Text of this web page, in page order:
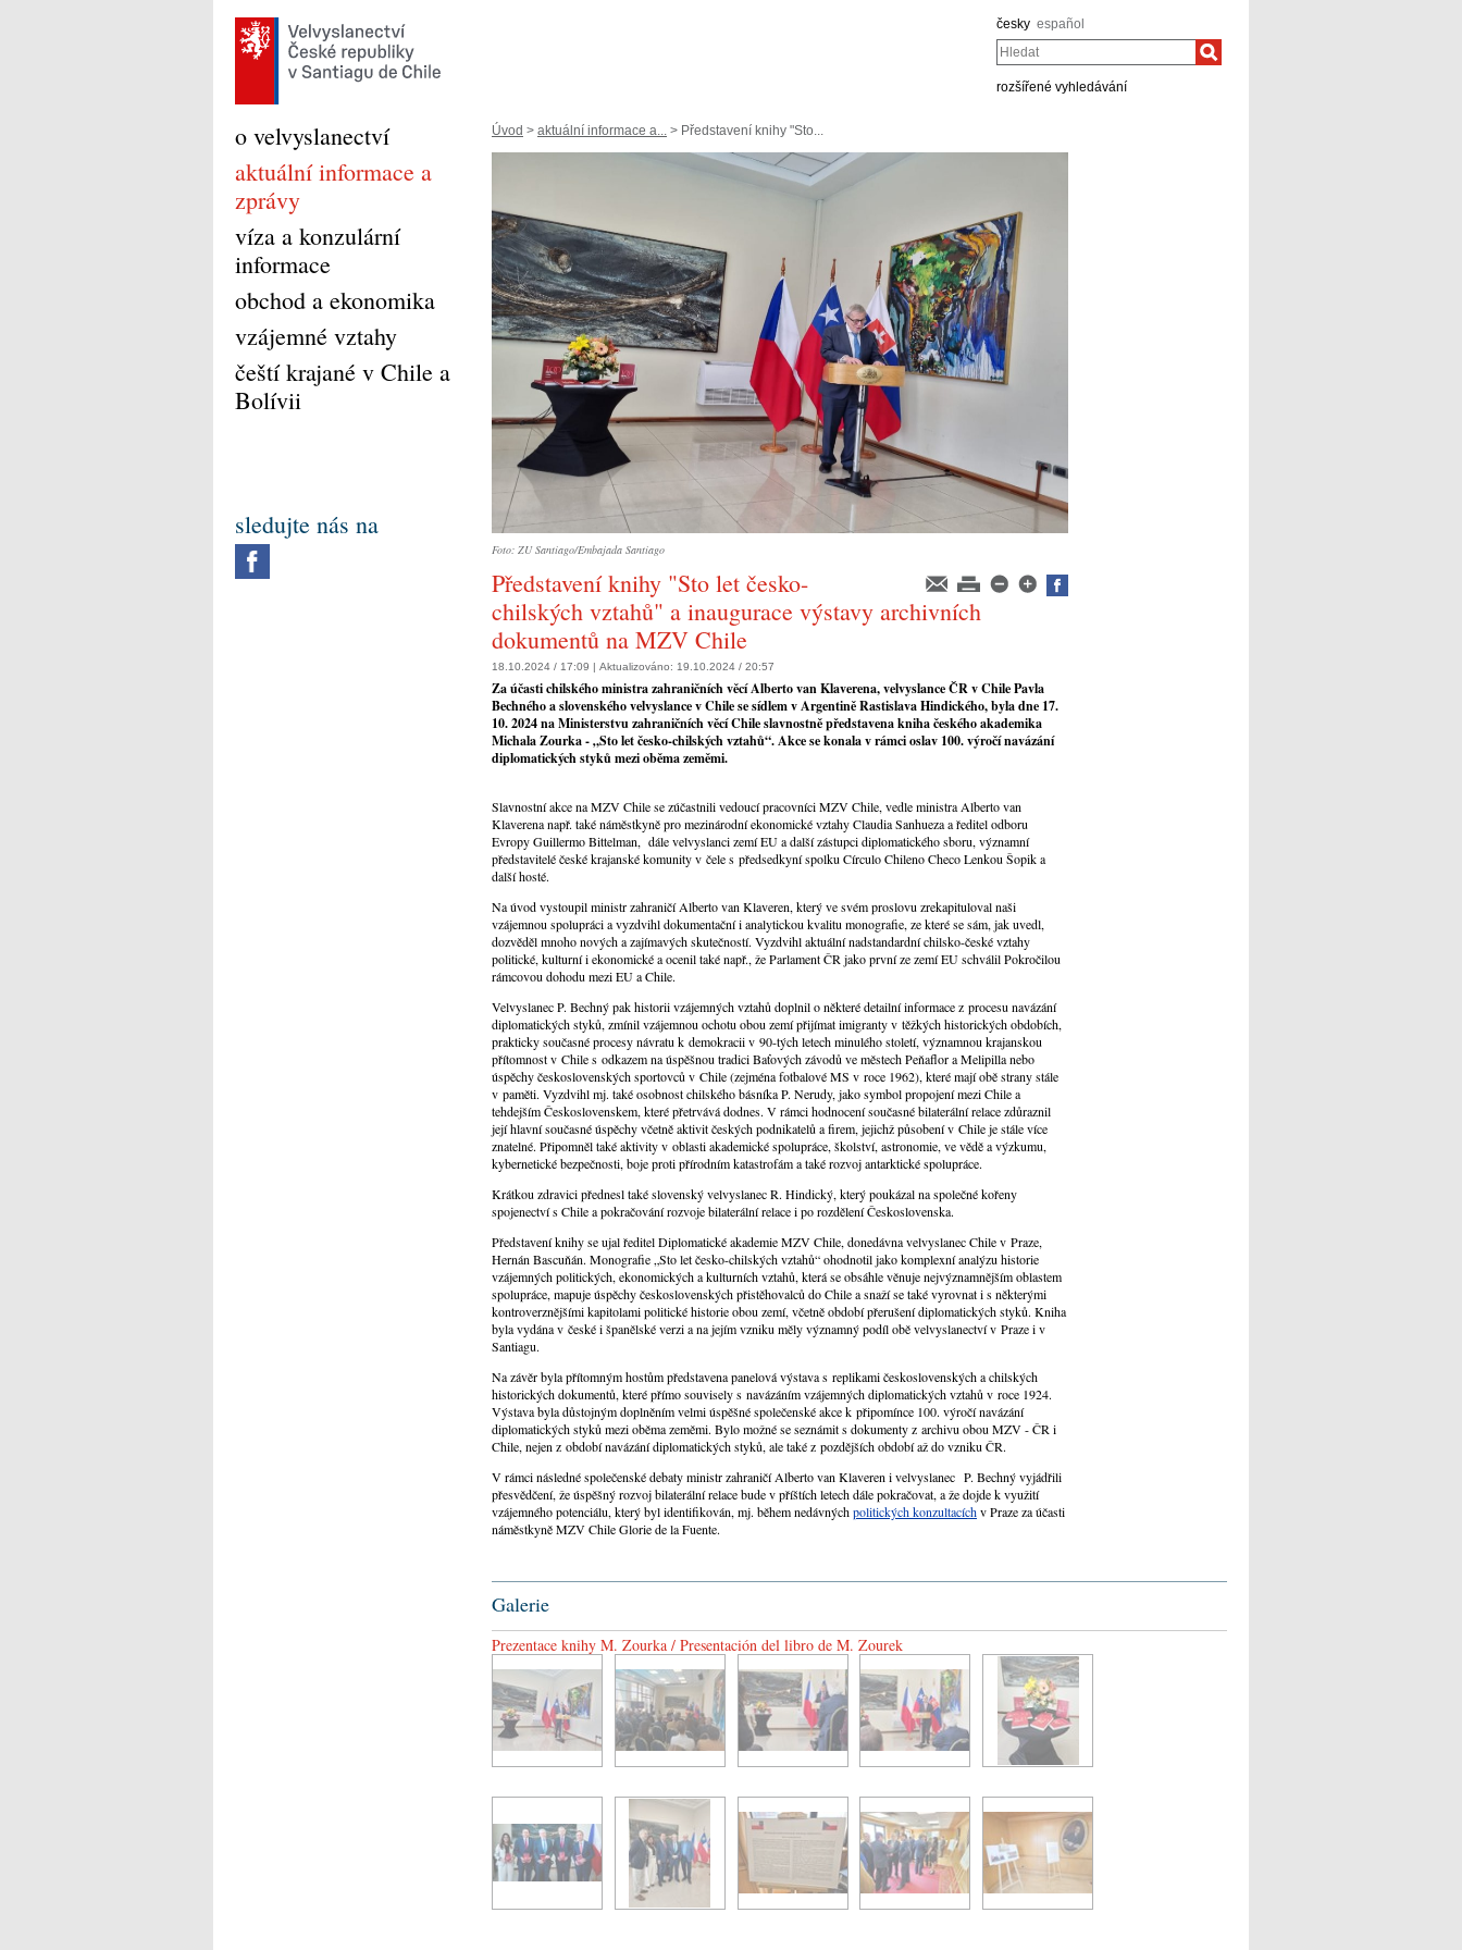
česky español
Hledat
rozšířené vyhledávání
Úvod > aktuální informace a... > Představení knihy "Sto...
Foto: ZU Santiago/Embajada Santiago
Představení knihy "Sto let česko-
chilských vztahů" a inaugurace výstavy archivních
dokumentů na MZV Chile
18.10.2024 / 17:09 | Aktualizováno: 19.10.2024 / 20:57
Za účasti chilského ministra zahraničních věcí Alberto van Klaverena, velvyslance ČR v Chile Pavla
Bechného a slovenského velvyslance v Chile se sídlem v Argentině Rastislava Hindického, byla dne 17.
10. 2024 na Ministerstvu zahraničních věcí Chile slavnostně představena kniha českého akademika
Michala Zourka - „Sto let česko-chilských vztahů“. Akce se konala v rámci oslav 100. výročí navázání
diplomatických styků mezi oběma zeměmi.
Slavnostní akce na MZV Chile se zúčastnili vedoucí pracovníci MZV Chile, vedle ministra Alberto van
Klaverena např. také náměstkyně pro mezinárodní ekonomické vztahy Claudia Sanhueza a ředitel odboru
Evropy Guillermo Bittelman, dále velvyslanci zemí EU a další zástupci diplomatického sboru, významní
představitelé české krajanské komunity v čele s předsedkyní spolku Círculo Chileno Checo Lenkou Šopik a
další hosté.
Na úvod vystoupil ministr zahraničí Alberto van Klaveren, který ve svém proslovu zrekapituloval naši
vzájemnou spolupráci a vyzdvihl dokumentační i analytickou kvalitu monografie, ze které se sám, jak uvedl,
dozvěděl mnoho nových a zajímavých skutečností. Vyzdvihl aktuální nadstandardní chilsko-české vztahy
politické, kulturní i ekonomické a ocenil také např., že Parlament ČR jako první ze zemí EU schválil Pokročilou
rámcovou dohodu mezi EU a Chile.
Velvyslanec P. Bechný pak historii vzájemných vztahů doplnil o některé detailní informace z procesu navázání
diplomatických styků, zmínil vzájemnou ochotu obou zemí přijímat imigranty v těžkých historických obdobích,
prakticky současné procesy návratu k demokracii v 90-tých letech minulého století, významnou krajanskou
přítomnost v Chile s odkazem na úspěšnou tradici Baťových závodů ve městech Peňaflor a Melipilla nebo
úspěchy československých sportovců v Chile (zejména fotbalové MS v roce 1962), které mají obě strany stále
v paměti. Vyzdvihl mj. také osobnost chilského básníka P. Nerudy, jako symbol propojení mezi Chile a
tehdejším Československem, které přetrvává dodnes. V rámci hodnocení současné bilaterální relace zdůraznil
její hlavní současné úspěchy včetně aktivit českých podnikatelů a firem, jejichž působení v Chile je stále více
znatelné. Připomněl také aktivity v oblasti akademické spolupráce, školství, astronomie, ve vědě a výzkumu,
kybernetické bezpečnosti, boje proti přírodním katastrofám a také rozvoj antarktické spolupráce.
Krátkou zdravici přednesl také slovenský velvyslanec R. Hindický, který poukázal na společné kořeny
spojenectví s Chile a pokračování rozvoje bilaterální relace i po rozdělení Československa.
Představení knihy se ujal ředitel Diplomatické akademie MZV Chile, donedávna velvyslanec Chile v Praze,
Hernán Bascuňán. Monografie „Sto let česko-chilských vztahů“ ohodnotil jako komplexní analýzu historie
vzájemných politických, ekonomických a kulturních vztahů, která se obsáhle věnuje nejvýznamnějším oblastem
spolupráce, mapuje úspěchy československých přistěhovalců do Chile a snaží se také vyrovnat i s některými
kontroverznějšími kapitolami politické historie obou zemí, včetně období přerušení diplomatických styků. Kniha
byla vydána v české i španělské verzi a na jejím vzniku měly významný podíl obě velvyslanectví v Praze i v
Santiagu.
Na závěr byla přítomným hostům představena panelová výstava s replikami československých a chilských
historických dokumentů, které přímo souvisely s navázáním vzájemných diplomatických vztahů v roce 1924.
Výstava byla důstojným doplněním velmi úspěšné společenské akce k připomínce 100. výročí navázání
diplomatických styků mezi oběma zeměmi. Bylo možné se seznámit s dokumenty z archivu obou MZV - ČR i
Chile, nejen z období navázání diplomatických styků, ale také z pozdějších období až do vzniku ČR.
V rámci následné společenské debaty ministr zahraničí Alberto van Klaveren i velvyslanec P. Bechný vyjádřili
přesvědčení, že úspěšný rozvoj bilaterální relace bude v příštích letech dále pokračovat, a že dojde k využití
vzájemného potenciálu, který byl identifikován, mj. během nedávnýchpolitických konzultacíchv Praze za účasti
náměstkyně MZV Chile Glorie de la Fuente.
Galerie
Prezentace knihy M. Zourka / Presentación del libro de M. Zourek
o velvyslanectví
aktuální informace a
zprávy
víza a konzulární
informace
obchod a ekonomika
vzájemné vztahy
čeští krajané v Chile a
Bolívii
sledujte nás na